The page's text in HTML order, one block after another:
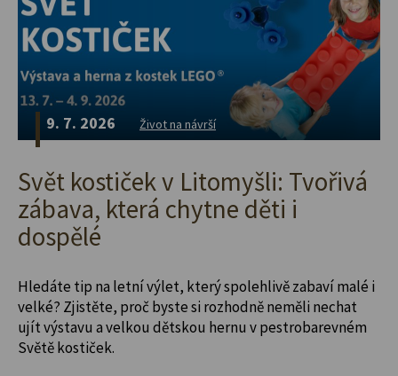
9. 7. 2026 Život na návrší
Svět kostiček v Litomyšli: Tvořivá
zábava, která chytne děti i
dospělé
Hledáte tip na letní výlet, který spolehlivě zabaví malé i
velké? Zjistěte, proč byste si rozhodně neměli nechat
ujít výstavu a velkou dětskou hernu v pestrobarevném
Světě kostiček.